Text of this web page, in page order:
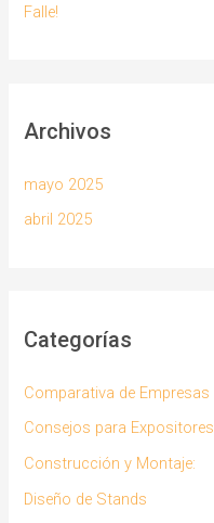
Falle!
Archivos
mayo 2025
abril 2025
Categorías
Comparativa de Empresas
Consejos para Expositores
Construcción y Montaje:
Diseño de Stands